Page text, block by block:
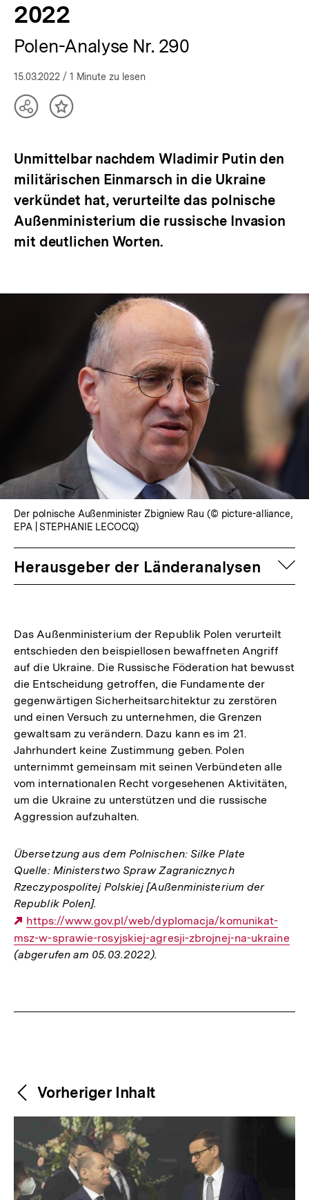
bpb.de
2022
Polen-Analyse Nr. 290
15.03.2022 / 1 Minute zu lesen
TeilenInhalt
Unmittelbar nachdem Wladimir Putin den
militärischen Einmarsch in die Ukraine
verkündet hat, verurteilte das polnische
Außenministerium die russische Invasion
mit deutlichen Worten.
Der polnische Außenminister Zbigniew Rau (© picture-alliance,
EPA | STEPHANIE LECOCQ)
Herausgeber der Länderanalysen
Das Außenministerium der Republik Polen verurteilt
entschieden den beispiellosen bewaffneten Angriff
auf die Ukraine. Die Russische Föderation hat bewusst
die Entscheidung getroffen, die Fundamente der
gegenwärtigen Sicherheitsarchitektur zu zerstören
und einen Versuch zu unternehmen, die Grenzen
gewaltsam zu verändern. Dazu kann es im 21.
Jahrhundert keine Zustimmung geben. Polen
unternimmt gemeinsam mit seinen Verbündeten alle
vom internationalen Recht vorgesehenen Aktivitäten,
um die Ukraine zu unterstützen und die russische
Aggression aufzuhalten.
Übersetzung aus dem Polnischen: Silke Plate
Quelle: Ministerstwo Spraw Zagranicznych
Rzeczypospolitej Polskiej [Außenministerium der
Republik Polen].
Externer
Link:
https://www.gov.pl/web/dyplomacja/komunikat-
msz-w-sprawie-rosyjskiej-agresji-zbrojnej-na-ukraine
(abgerufen am 05.03.2022).
Weitere
Inhalte
Content-
Navigation
Vorheriger Inhalt